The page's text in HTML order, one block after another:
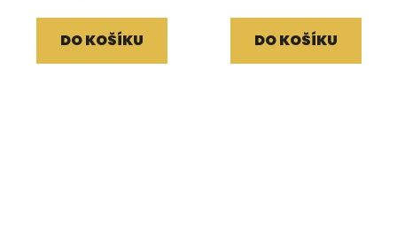
DO KOŠÍKU DO KOŠÍKU